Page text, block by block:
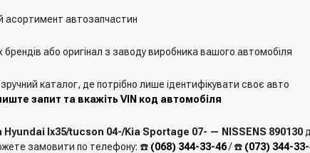
асортимент автозапчастин
або оригінал з заводу виробника вашого автомобіля
каталог, де потрібно лише ідентифікувати своє авто
запит та вкажіть VIN код автомобіля
Ix35/tucson 04-/Kia Sportage 07- — NISSENS 890130
замовити по телефону: ☎️ (068) 344-33-46/ ☎️ (073) 344-